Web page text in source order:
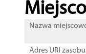
Nazwa
Adres URI zasobu